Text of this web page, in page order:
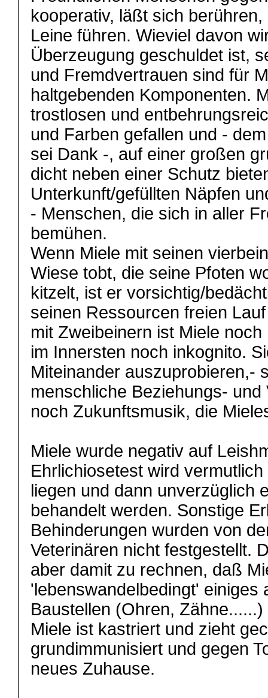
kooperativ, läßt sich
Leine führen. Wieviel davon
Überzeugung geschuldet ist,
und Fremdvertrauen sind für
haltgebenden Komponenten.
trostlosen und
und Farben gefallen und -
sei Dank -, auf einer großen
dicht neben einer Schutz
Unterkunft/gefüllten Näpfen
- Menschen, die sich in aller
bemühen.
Wenn Miele mit seinen
Wiese tobt, die seine Pfoten
kitzelt, ist er vorsichtig/
seinen Ressourcen freien
mit Zweibeinern ist Miele
im Innersten noch inkognito.
Miteinander auszuprobieren,-
menschliche Beziehungs-
noch Zukunftsmusik, die
Miele wurde negativ auf
Ehrlichiosetest wird
liegen und dann unverzüglich
behandelt werden. Sonstige
Behinderungen wurden von
Veterinären nicht festgestellt.
aber damit zu rechnen, daß
'lebenswandelbedingt' einiges
Baustellen (Ohren,
Miele ist kastriert und zieht
grundimmunisiert und gegen
neues Zuhause.